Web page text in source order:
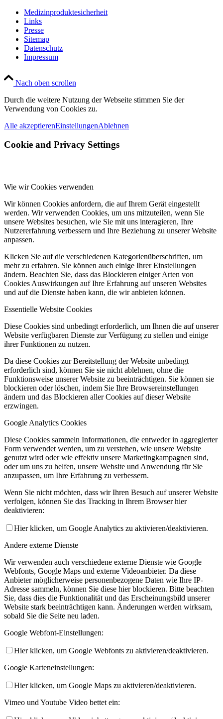
Medizinproduktesicherheit
Links
Presse
Sitemap
Datenschutz
Impressum
Nach oben scrollen
Durch die weitere Nutzung der Webseite stimmen Sie der
Verwendung von Cookies zu.
Alle akzeptierenEinstellungenAblehnen
Cookie and Privacy Settings
Wie wir Cookies verwenden
Wir können Cookies anfordern, die auf Ihrem Gerät eingestellt
werden. Wir verwenden Cookies, um uns mitzuteilen, wenn Sie
unsere Websites besuchen, wie Sie mit uns interagieren, Ihre
Nutzererfahrung verbessern und Ihre Beziehung zu unserer Website
anpassen.
Klicken Sie auf die verschiedenen Kategorienüberschriften, um
mehr zu erfahren. Sie können auch einige Ihrer Einstellungen
ändern. Beachten Sie, dass das Blockieren einiger Arten von
Cookies Auswirkungen auf Ihre Erfahrung auf unseren Websites
und auf die Dienste haben kann, die wir anbieten können.
Essentielle Website Cookies
Diese Cookies sind unbedingt erforderlich, um Ihnen die auf unserer
Website verfügbaren Dienste zur Verfügung zu stellen und einige
ihrer Funktionen zu nutzen.
Da diese Cookies zur Bereitstellung der Website unbedingt
erforderlich sind, können Sie sie nicht ablehnen, ohne die
Funktionsweise unserer Website zu beeinträchtigen. Sie können sie
blockieren oder löschen, indem Sie Ihre Browsereinstellungen
ändern und das Blockieren aller Cookies auf dieser Website
erzwingen.
Google Analytics Cookies
Diese Cookies sammeln Informationen, die entweder in aggregierter
Form verwendet werden, um zu verstehen, wie unsere Website
genutzt wird oder wie effektiv unsere Marketingkampagnen sind,
oder um uns zu helfen, unsere Website und Anwendung für Sie
anzupassen, um Ihre Erfahrung zu verbessern.
Wenn Sie nicht möchten, dass wir Ihren Besuch auf unserer Website
verfolgen, können Sie das Tracking in Ihrem Browser hier
deaktivieren:
Hier klicken, um Google Analytics zu aktivieren/deaktivieren.
Andere externe Dienste
Wir verwenden auch verschiedene externe Dienste wie Google
Webfonts, Google Maps und externe Videoanbieter. Da diese
Anbieter möglicherweise personenbezogene Daten wie Ihre IP-
Adresse sammeln, können Sie diese hier blockieren. Bitte beachten
Sie, dass dies die Funktionalität und das Erscheinungsbild unserer
Website stark beeinträchtigen kann. Änderungen werden wirksam,
sobald Sie die Seite neu laden.
Google Webfont-Einstellungen:
Hier klicken, um Google Webfonts zu aktivieren/deaktivieren.
Google Karteneinstellungen:
Hier klicken, um Google Maps zu aktivieren/deaktivieren.
Vimeo und Youtube Video bettet ein: